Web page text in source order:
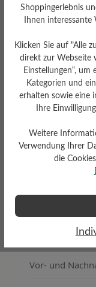
Shoppingerlebnis
Ihnen
Klicken Sie auf "Alle
direkt zur Webseite
Einstellungen“,
Kategorien und
erhalten sowie eine
Ihre
Weitere
Verwendung Ihrer
die